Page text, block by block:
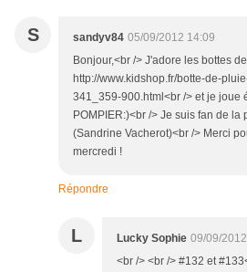
S sandyv84 05/09/2012 14:09
Bonjour,<br /> J'adore les bottes
http://www.kidshop.fr/botte-de-
341_359-900.html<br /> et je joue
POMPIER:)<br /> Je suis fan de la
(Sandrine Vacherot)<br /> Merci
mercredi !
Répondre
L Lucky Sophie 09/09/
<br /> <br /> #132 et